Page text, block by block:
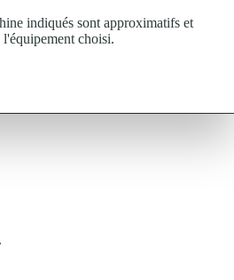
indiqués sont approximatifs et
choisi.